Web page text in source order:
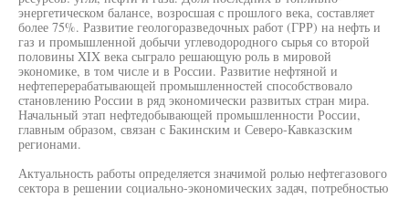
энергетическом балансе, возросшая с прошлого века, составляет
более 75%. Развитие геологоразведочных работ (ГРР) на нефть и
газ и промышленной добычи углеводородного сырья со второй
половины XIX века сыграло решающую роль в мировой
экономике, в том числе и в России. Развитие нефтяной и
нефтеперерабатывающей промышленностей способствовало
становлению России в ряд экономически развитых стран мира.
Начальный этап нефтедобывающей промышленности России,
главным образом, связан с Бакинским и Северо-Кавказским
регионами.
Актуальность работы определяется значимой ролью нефтегазового
сектора в решении социально-экономических задач, потребностью